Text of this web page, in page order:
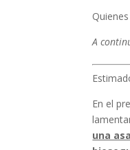
A
En el
una